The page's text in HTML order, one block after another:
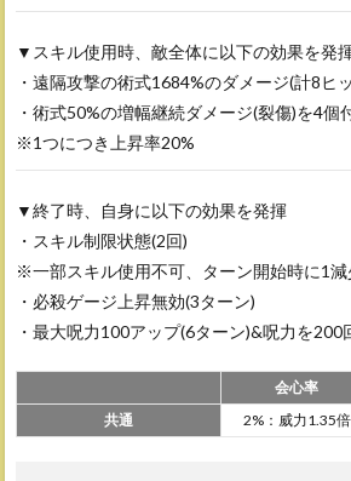
▼スキル使用時、敵全体に以下の効果を発
・遠隔攻撃の術式1684%のダメージ(計8ヒ
・術式50%の増幅継続ダメージ(裂傷)を4個
※1つにつき上昇率20%
▼終了時、自身に以下の効果を発揮
・スキル制限状態(2回)
※一部スキル使用不可、ターン開始時に1減
・必殺ゲージ上昇無効(3ターン)
・最大呪力100アップ(6ターン)&呪力を200
会心率
共通
2%：威力1.35倍